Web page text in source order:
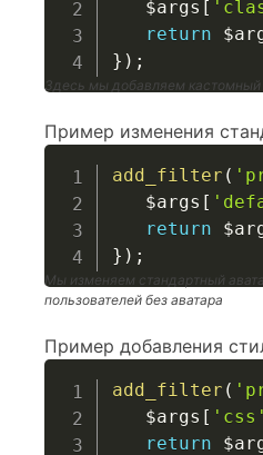
$args [
return
} ) ;
Здесь мы добавляем кастомный
Пример изменения
add_filter (
$args [
return
} ) ;
Мы изменяем стандартный
пользователей без аватара
Пример добавления
add_filter (
$args [ 'css'
return